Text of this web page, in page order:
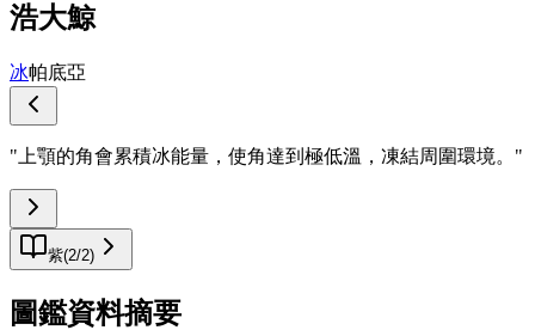
浩大鯨
冰帕底亞
" 上顎的角會累積冰能量，使角達到極低溫，凍結周圍環境。 "
紫(2/2)
圖鑑資料摘要